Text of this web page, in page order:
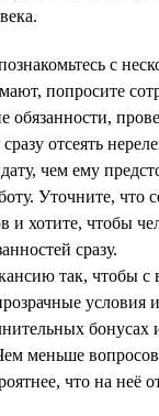
с
попросите
обязанности,
отсеять
чем ему
Уточните, что
и хотите, чтобы
сразу.
так, чтобы с
условия
бонусах
меньше
что на неё